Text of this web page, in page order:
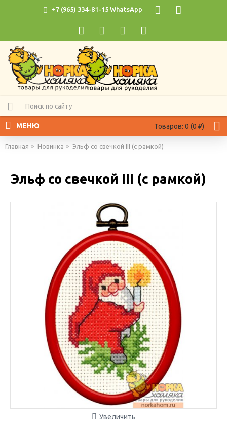
+7 (965) 334-81-15 WhatsApp
Товаров: 0 (0 ₽)
МЕНЮ
Главная Новинка Эльф со свечкой III (с рамкой)
Эльф со свечкой III (с рамкой)
Увеличить